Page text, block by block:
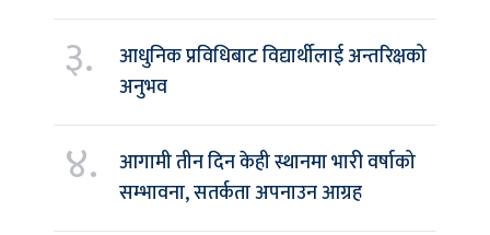
३.
आधुनिक प्रविधिबाट विद्यार्थीलाई अन्तरिक्षको
अनुभव
४.
आगामी तीन दिन केही स्थानमा भारी वर्षाको
सम्भावना, सतर्कता अपनाउन आग्रह